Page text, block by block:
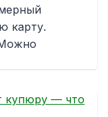
карту.